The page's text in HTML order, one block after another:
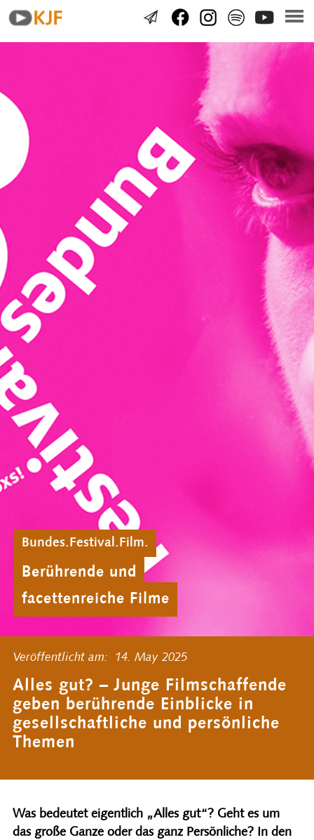
Bundes.Festival.Film.
Berührende und
facettenreiche Filme
Veröffentlicht am: 14.May2025
Alles gut? – Junge Filmschaffende
geben berührende Einblicke in
gesellschaftliche und persönliche
Themen
Was bedeutet eigentlich „Alles gut“? Geht es um
das große Ganze oder das ganz Persönliche? In den